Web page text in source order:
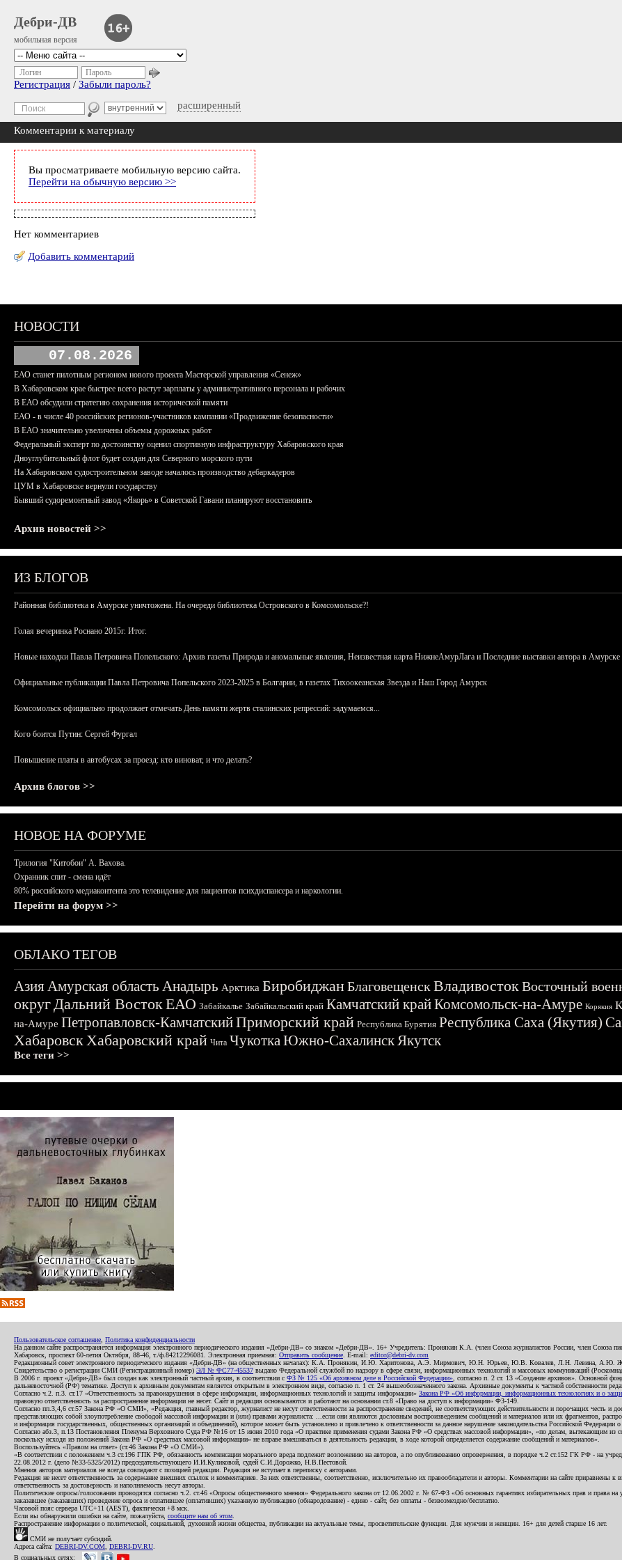
Дебри-ДВ
мобильная версия
расширенный
Логин Пароль
Регистрация / Забыли пароль?
Комментарии к материалу
Вы просматриваете мобильную версию сайта.
Перейти на обычную версию >>
Нет комментариев
Добавить комментарий
НОВОСТИ
07.08.2026
ЕАО станет пилотным регионом нового проекта Мастерской управления «Сенеж»
В Хабаровском крае быстрее всего растут зарплаты у административного персонала и рабочих
В ЕАО обсудили стратегию сохранения исторической памяти
ЕАО - в числе 40 российских регионов-участников кампании «Продвижение безопасности»
В ЕАО значительно увеличены объемы дорожных работ
Федеральный эксперт по достоинству оценил спортивную инфраструктуру Хабаровского края
Дноуглубительный флот будет создан для Северного морского пути
На Хабаровском судостроительном заводе началось производство дебаркадеров
ЦУМ в Хабаровске вернули государству
Бывший судоремонтный завод «Якорь» в Советской Гавани планируют восстановить
Архив новостей >>
ИЗ БЛОГОВ
Районная библиотека в Амурске уничтожена. На очереди библиотека Островского в Комсомольске?!
Голая вечеринка Роснано 2015г. Итог.
Новые находки Павла Петровича Попельского: Архив газеты Природа и аномальные явления, Неизвестная карта НижнеАмурЛага и Последние выставки автора в Амурске
Официальные публикации Павла Петровича Попельского 2023-2025 в Болгарии, в газетах Тихоокеанская Звезда и Наш Город Амурск
Комсомольск официально продолжает отмечать День памяти жертв сталинских репрессий: задумаемся...
Кого боится Путин: Сергей Фургал
Повышение платы в автобусах за проезд: кто виноват, и что делать?
Архив блогов >>
НОВОЕ НА ФОРУМЕ
Трилогия "Китобои" А. Вахова.
Охранник спит - смена идёт
80% российского медиаконтента это телевидение для пациентов психдиспансера и наркологии.
Перейти на форум >>
ОБЛАКО ТЕГОВ
АзияАмурская область Анадырь Арктика БиробиджанБлаговещенскВладивостокВосточный
округДальний ВостокЕАО Забайкалье Забайкальский край Камчатский крайКомсомольск-на-Амуре Корякия
на-Амуре Петропавловск-КамчатскийПриморский край Республика Бурятия Республика Саха (Якутия)
ХабаровскХабаровский край Чита ЧукоткаЮжно-СахалинскЯкутск
Все теги >>
Пользовательское соглашение Политика конфиденциальности
На данном сайте распространяется информация электронного периодического издания «Дебри-ДВ» со знаком «Дебри-ДВ». 16+ Учредитель: Пронякин К.А. (член Союза журналистов России, член Союза
Хабаровск, проспект 60-летия Октября, 88-46, т./ф.84212296081. Электронная приемная: Отправить сообщение . E-mail: editor@debri-dv.com
Редакционный совет электронного периодического издания «Дебри-ДВ» (на общественных началах): К.А. Пронякин, И.Ю. Харитонова, А.Э. Мирмович, Ю.Н. Юрьев, Ю.В. Ковалев, Л.Н. Левина,
Свидетельство о регистрации СМИ (Регистрационный номер) ЭЛ № ФС77-45537 выдано Федеральной службой по надзору в сфере связи, информационных технологий и массовых коммуникаций
В 2006 г. проект «Дебри-ДВ» был создан как электронный частный архив, в соответствии с ФЗ № 125 «Об архивном деле в Российской Федерации» , согласно п. 2 ст. 13 «Создание архивов». Основной
дальневосточной (РФ) тематике. Доступ к архивным документам является открытым в электронном виде, согласно п. 1 ст. 24 вышеобозначенного закона. Архивные документы к частной собственности
Согласно ч.2. п.3. ст.17 «Ответственность за правонарушения в сфере информации, информационных технологий и защиты информации» Закона РФ «Об информации, информационных технологиях и о
правовую ответственность за распространение информации не несет. Сайт и редакция основываются и работают на основании ст.8 «Право на доступ к информации» ФЗ-149.
Согласно пп.3,4,6 ст.57 Закона РФ «О СМИ», «Редакция, главный редактор, журналист не несут ответственности за распространение сведений, не соответствующих действительности и порочащих честь
представляющих собой злоупотребление свободой массовой информации и (или) правами журналиста: ...если они являются дословным воспроизведением сообщений и материалов или их фрагментов,
и информация государственных, общественных организаций и объединений), которое может быть установлено и привлечено к ответственности за данное нарушение законодательства Российской Федерации
Согласно абз.3, п.13 Постановления Пленума Верховного Суда РФ №16 от 15 июня 2010 года «О практике применения судами Закона РФ «О средствах массовой информации», «по делам, вытекающим из
поскольку исходя из положений Закона РФ «О средствах массовой информации» не вправе вмешиваться в деятельность редакции, в ходе которой определяется содержание сообщений и материалов».
Воспользуйтесь «Правом на ответ» (ст.46 Закона РФ «О СМИ»).
«В соответствии с положением ч.3 ст.196 ГПК РФ, обязанность компенсации морального вреда подлежит возложению на авторов, а по опубликованию опровержения, в порядке ч.2 ст.152 ГК РФ - на
22.08.2012 г. (дело №33-5325/2012) председательствующего И.И.Куликовой, судей С.И.Дорожко, Н.В.Пестовой.
Мнения авторов материалов не всегда совпадают с позицией редакции. Редакция не вступает в переписку с авторами.
Редакция не несет ответственность за содержание внешних ссылок и комментариев. За них ответственны, соответственно, исключительно их правообладатели и авторы. Комментарии на сайте
ответственность за достоверность и наполняемость несут авторы.
Политические опросы/голосования проводятся согласно ч.2. ст.46 «Опросы общественного мнения» Федерального закона от 12.06.2002 г. № 67-ФЗ «Об основных гарантиях избирательных прав и права на
заказавшее (заказавших) проведение опроса и оплатившее (оплативших) указанную публикацию (обнародование) - едино - сайт, без оплаты - безвозмездно/бесплатно.
Часовой пояс сервера UTC+11 (AEST), фактически +8 мск.
Если вы обнаружили ошибки на сайте, пожалуйста, сообщите нам об этом
Распространение информации о политической, социальной, духовной жизни общества, публикации на актуальные темы, просветительские функции. Для мужчин и женщин. 16+ для детей старше 16 лет.
СМИ не получает субсидий.
Адреса сайта: DEBRI-DV.COM DEBRI-DV.RU
В социальных сетях: